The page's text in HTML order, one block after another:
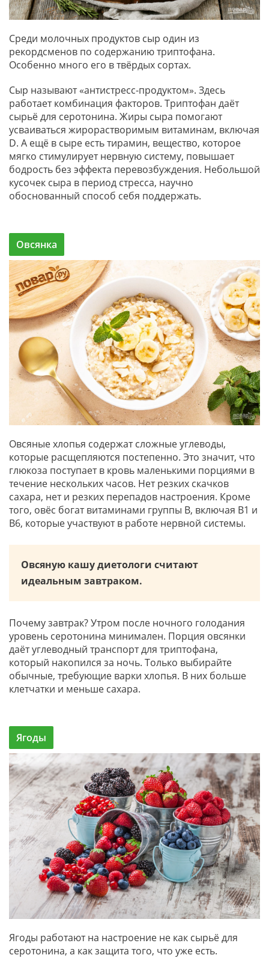
Среди молочных продуктов сыр один из
рекордсменов по содержанию триптофана.
Особенно много его в твёрдых сортах.
Сыр называют «антистресс-продуктом». Здесь
работает комбинация факторов. Триптофан даёт
сырьё для серотонина. Жиры сыра помогают
усваиваться жирорастворимым витаминам, включая
D. А ещё в сыре есть тирамин, вещество, которое
мягко стимулирует нервную систему, повышает
бодрость без эффекта перевозбуждения. Небольшой
кусочек сыра в период стресса, научно
обоснованный способ себя поддержать.
Овсянка
Овсяные хлопья содержат сложные углеводы,
которые расщепляются постепенно. Это значит, что
глюкоза поступает в кровь маленькими порциями в
течение нескольких часов. Нет резких скачков
сахара, нет и резких перепадов настроения. Кроме
того, овёс богат витаминами группы B, включая B1 и
B6, которые участвуют в работе нервной системы.
Овсяную кашу диетологи считают
идеальным завтраком.
Почему завтрак? Утром после ночного голодания
уровень серотонина минимален. Порция овсянки
даёт углеводный транспорт для триптофана,
который накопился за ночь. Только выбирайте
обычные, требующие варки хлопья. В них больше
клетчатки и меньше сахара.
Ягоды
Ягоды работают на настроение не как сырьё для
серотонина, а как защита того, что уже есть.